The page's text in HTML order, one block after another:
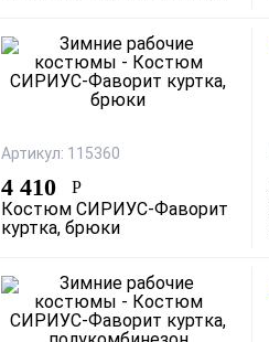
Артикул: 115360
4 410 Р
Костюм СИРИУС-Фаворит
куртка, брюки